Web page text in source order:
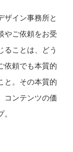
ザイン事務所と
やご依頼をお受
ることは、どう
依頼でも本質的
と。その本質的
コンテンツの価